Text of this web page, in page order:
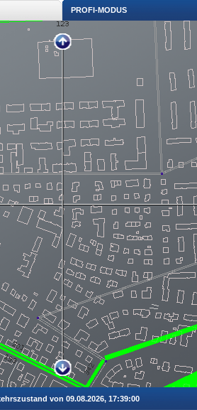
PROFI-MODUS
von 09.08.2026, 17:39:00